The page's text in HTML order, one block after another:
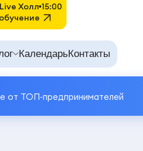
КалендарьКонтакты
от ТОП‑предпринимателей
Холл 15:00